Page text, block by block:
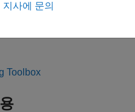
탐색하기
Toolbox
지사에 문의